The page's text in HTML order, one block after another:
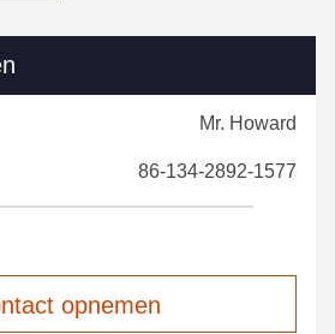
Mr. Howard
86-134-2892-1577
opnemen